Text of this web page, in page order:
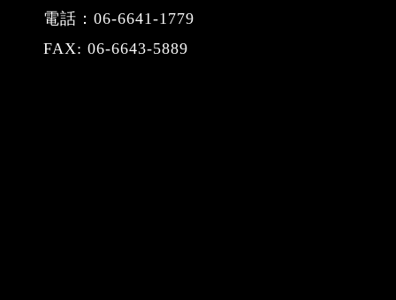
電話：06-6641-1779
FAX: 06-6643-5889